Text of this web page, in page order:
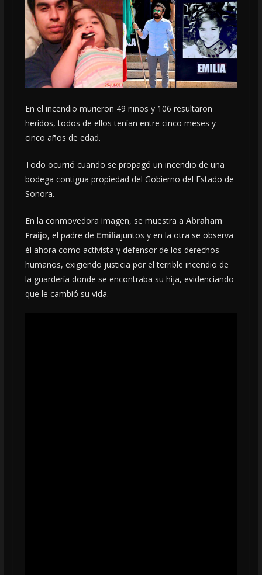
En el incendio murieron 49 niños y 106 resultaron
heridos, todos de ellos tenían entre cinco meses y
cinco años de edad.
Todo ocurrió cuando se propagó un incendio de una
bodega contigua propiedad del Gobierno del Estado de
Sonora.
En la conmovedora imagen, se muestra a Abraham
Fraijo, el padre de Emiliajuntos y en la otra se observa
él ahora como activista y defensor de los derechos
humanos, exigiendo justicia por el terrible incendio de
la guardería donde se encontraba su hija, evidenciando
que le cambió su vida.